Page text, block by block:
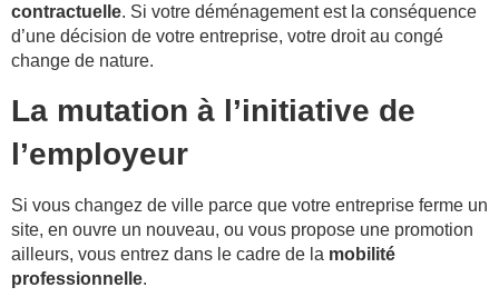
contractuelle. Si votre déménagement est la conséquence
d’une décision de votre entreprise, votre droit au congé
change de nature.
La mutation à l’initiative de
l’employeur
Si vous changez de ville parce que votre entreprise ferme un
site, en ouvre un nouveau, ou vous propose une promotion
ailleurs, vous entrez dans le cadre de la mobilité
professionnelle.